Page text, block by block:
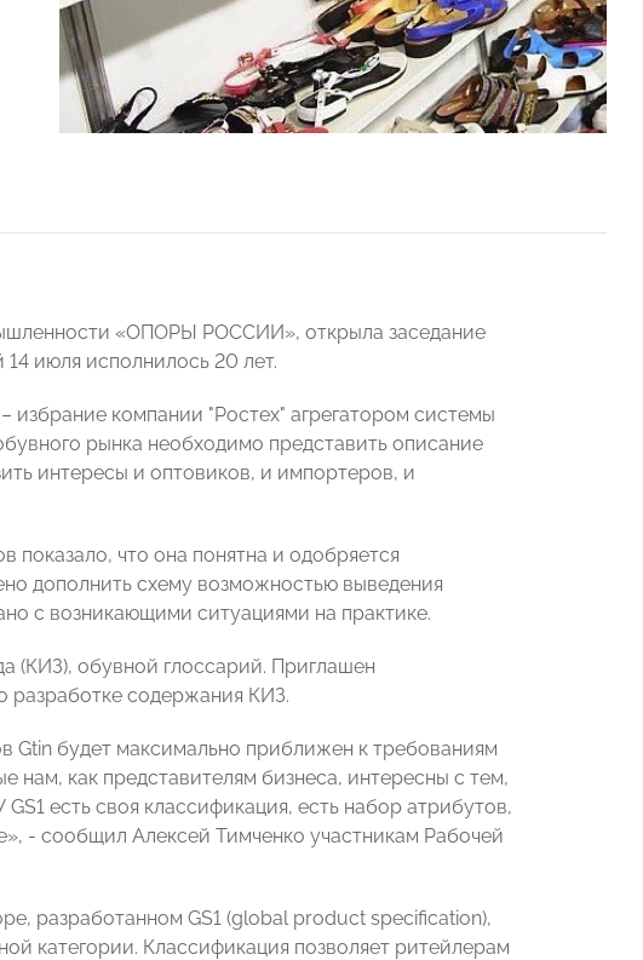
«ОПОРЫ РОССИИ», открыла заседание
июля исполнилось 20 лет.
компании "Ростех" агрегатором системы
рынка необходимо представить описание
интересы и оптовиков, и импортеров, и
что она понятна и одобряется
дополнить схему возможностью выведения
с возникающими ситуациями на практике.
(КИЗ), обувной глоссарий. Приглашен
разработке содержания КИЗ.
Gtin будет максимально приближен к требованиям
нам, как представителям бизнеса, интересны с тем,
есть своя классификация, есть набор атрибутов,
- сообщил Алексей Тимченко участникам Рабочей
разработанном GS1 (global product specification),
категории. Классификация позволяет ритейлерам